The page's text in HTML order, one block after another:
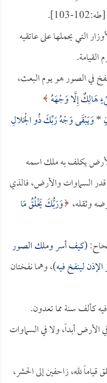
[طه:102-103].
التي يحملها على عاتقيه
في الصور هو يوم البعث،
هَالِكٌ إِلَّا وَجْهَهُ
*وَيَبْقَى وَجْهُ رَبِّكَ ذُو الْجَلالِ
يكلف به ملك اسمه
السماوات والأرض، فالذي
وثقله، وَرَبُّكَ يَخْلُقُ مَا
(كيف أسر وملك الصور
لينفخ فيه)، وهما نفختان
كألف سنة مما تعدون.
الأرض أبداً، ولا في السماوات
لله، زاحفين إلى الحشر،